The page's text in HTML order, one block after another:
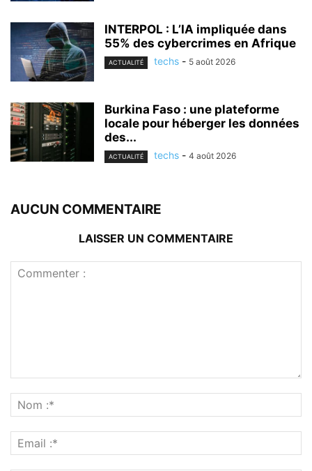
INTERPOL : L’IA impliquée dans
55% des cybercrimes en Afrique
ACTUALITÉ techs - 5 août 2026
Burkina Faso : une plateforme
locale pour héberger les données
des...
ACTUALITÉ techs - 4 août 2026
AUCUN COMMENTAIRE
LAISSER UN COMMENTAIRE